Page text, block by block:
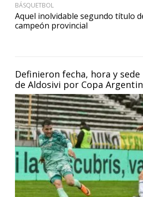
Definieron fecha, hora y
de Aldosivi por Copa
BÁSQUETBOL
Aquel inolvidable segundo título
campeón provincial